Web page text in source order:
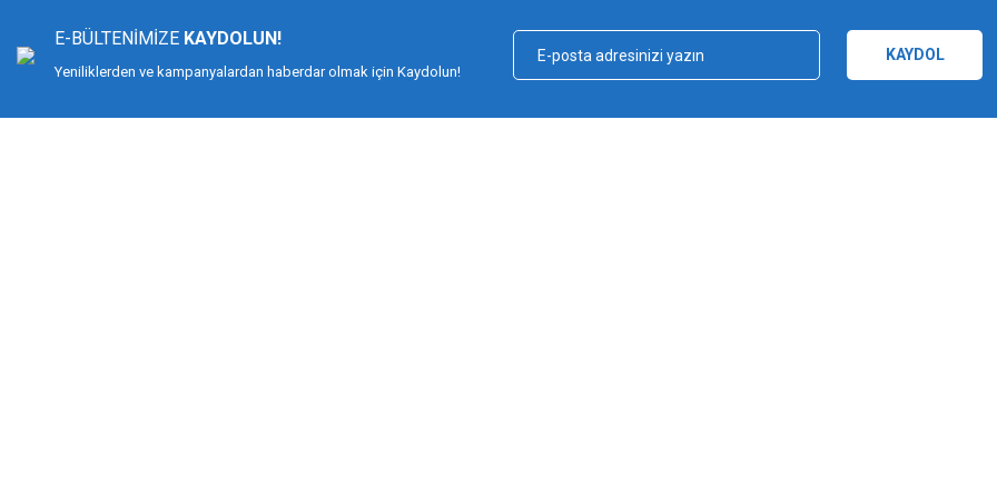
Ürün açıklamasında eksik bilgiler bulunuyor.
E-BÜLTENİMİZE KAYDOLUN!
Yeniliklerden ve kampanyalardan haberdar olmak için Kaydolun!
KAYDOL